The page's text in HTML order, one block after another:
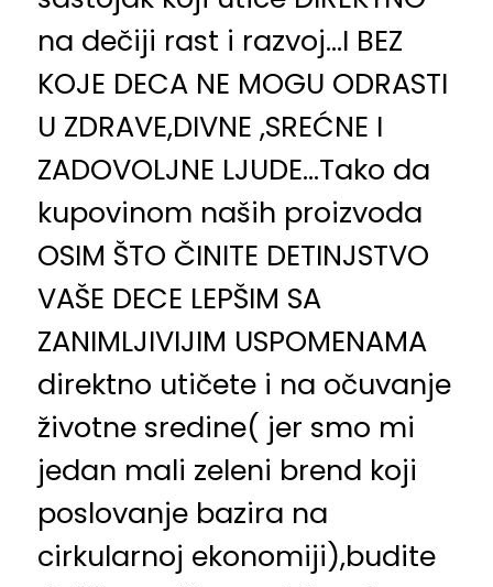
na dečiji rast i razvoj…I BEZ
KOJE DECA NE MOGU ODRASTI
U ZDRAVE,DIVNE ,SREĆNE I
ZADOVOLJNE LJUDE…Tako da
kupovinom naših proizvoda
OSIM ŠTO ČINITE DETINJSTVO
VAŠE DECE LEPŠIM SA
ZANIMLJIVIJIM USPOMENAMA
direktno utičete i na očuvanje
životne sredine( jer smo mi
jedan mali zeleni brend koji
poslovanje bazira na
cirkularnoj ekonomiji),budite